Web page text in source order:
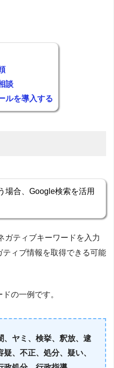
談
ルを導入する
場合、Google検索を活用
ガティブキーワードを入力
ィブ情報を取得できる可能
の一例です。
ヤミ、 検挙、釈放、逮
疑、不正、処分、疑い、